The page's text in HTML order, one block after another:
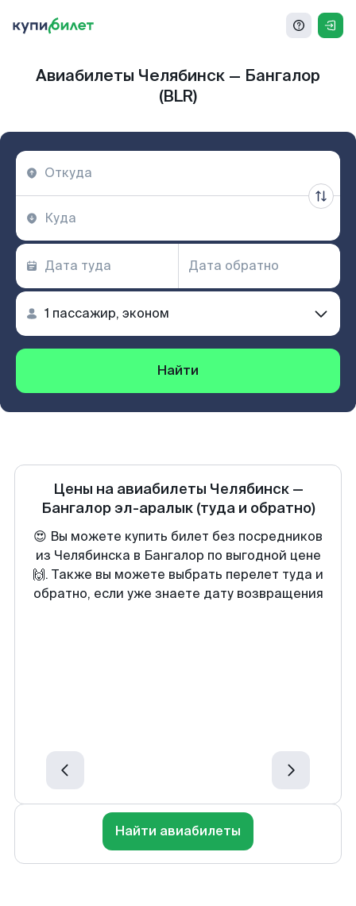
Авиабилеты Челябинск — Бангалор
(BLR)
Найти
Цены на авиабилеты Челябинск—
Бангалор эл-аралык (туда и обратно)
😍 Вы можете купить билет без посредников
из Челябинска в Бангалор по выгодной цене
🙌. Также вы можете выбрать перелет туда и
обратно, если уже знаете дату возвращения
Найти авиабилеты